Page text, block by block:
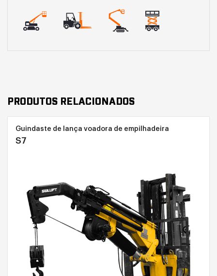
PRODUTOS RELACIONADOS
Guindaste de lança voadora de empilhadeira
S7